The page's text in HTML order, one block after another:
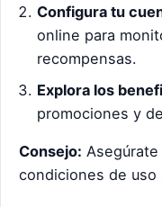
Configura tu
online para
recompensas.
Explora los
promociones y
Consejo:
condiciones de uso